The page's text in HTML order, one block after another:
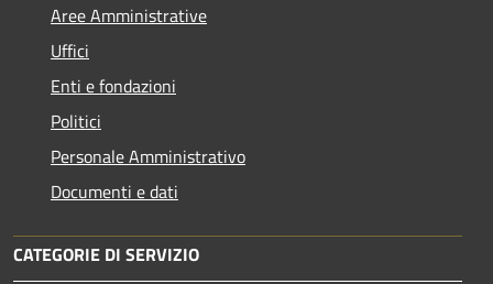
Aree Amministrative
Uffici
Enti e fondazioni
Politici
Personale Amministrativo
Documenti e dati
CATEGORIE DI SERVIZIO